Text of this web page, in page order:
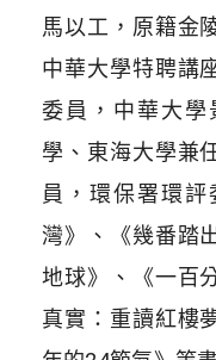
馬以工，原籍金
中華大學特聘講
委員，中華大學
學、東海大學兼
員，環保署環
灣》、《幾番踏
地球》、《一百
真實：重讀紅樓